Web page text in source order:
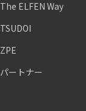
The ELFEN Way
TSUDOI
ZPE
パートナー